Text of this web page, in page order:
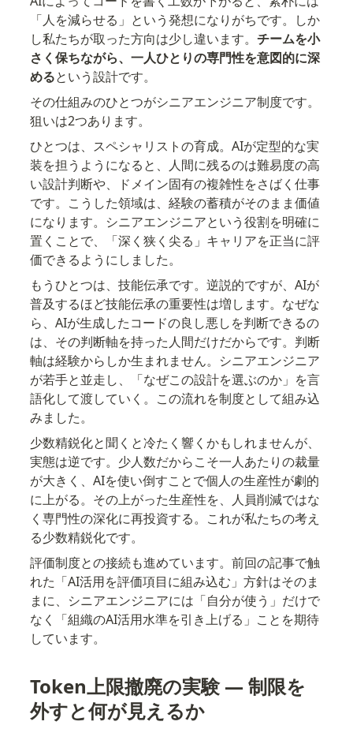
「人を減らせる」という発想になりがちです。しか
し私たちが取った方向は少し違います。 チームを小
さく保ちながら、一人ひとりの専門性を意図的に深
めるという設計です。
その仕組みのひとつがシニアエンジニア制度です。
狙いは2つあります。
ひとつは、スペシャリストの育成。AIが定型的な実
装を担うようになると、人間に残るのは難易度の高
い設計判断や、ドメイン固有の複雑性をさばく仕事
です。こうした領域は、経験の蓄積がそのまま価値
になります。シニアエンジニアという役割を明確に
置くことで、「深く狭く尖る」キャリアを正当に評
価できるようにしました。
もうひとつは、技能伝承です。逆説的ですが、AIが
普及するほど技能伝承の重要性は増します。なぜな
ら、AIが生成したコードの良し悪しを判断できるの
は、その判断軸を持った人間だけだからです。判断
軸は経験からしか生まれません。シニアエンジニア
が若手と並走し、「なぜこの設計を選ぶのか」を言
語化して渡していく。この流れを制度として組み込
みました。
少数精鋭化と聞くと冷たく響くかもしれませんが、
実態は逆です。少人数だからこそ一人あたりの裁量
が大きく、AIを使い倒すことで個人の生産性が劇的
に上がる。その上がった生産性を、人員削減ではな
く専門性の深化に再投資する。これが私たちの考え
る少数精鋭化です。
評価制度との接続も進めています。前回の記事で触
れた「AI活用を評価項目に組み込む」方針はそのま
まに、シニアエンジニアには「自分が使う」だけで
なく「組織のAI活用水準を引き上げる」ことを期待
しています。
Token上限撤廃の実験 — 制限を
外すと何が見えるか